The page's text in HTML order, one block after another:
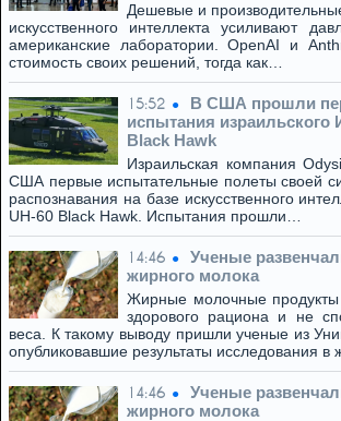
Дешевые и
искусственного интеллекта усиливают
американские лаборатории. OpenAI и
стоимость своих решений, тогда как…
15:52
В США прошли
испытания израильского
Black Hawk
Израильская компания
США первые испытательные полеты своей
распознавания на базе искусственного
UH-60 Black Hawk. Испытания прошли…
14:46
Ученые
жирного молока
Жирные молочные продукты
здорового рациона и не
веса. К такому выводу пришли ученые из
опубликовавшие результаты исследования в
14:46
Ученые
жирного молока